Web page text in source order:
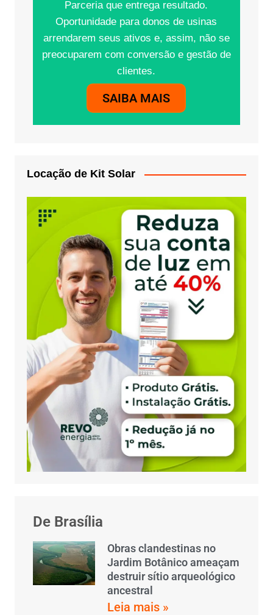
Parceria que entrega resultado.
Oportunidade para donos de usinas
arrendarem seus ativos e, assim, não se
preocuparem com conversão e gestão de
clientes.
SAIBA MAIS
Locação de Kit Solar
De Brasília
Obras clandestinas no
Jardim Botânico ameaçam
destruir sítio arqueológico
ancestral
Leia mais »